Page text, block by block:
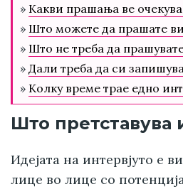
» Какви прашања ве
» Што можете да прашате
» Што не треба да
» Дали треба да си
» Колку време трае едно
Што претставува
Идејата на интервјуто е
лице во лице со